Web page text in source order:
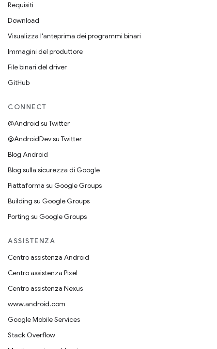
Requisiti
Download
Visualizza l'anteprima dei programmi binari
Immagini del produttore
File binari del driver
GitHub
CONNECT
@Android su Twitter
@AndroidDev su Twitter
Blog Android
Blog sulla sicurezza di Google
Piattaforma su Google Groups
Building su Google Groups
Porting su Google Groups
ASSISTENZA
Centro assistenza Android
Centro assistenza Pixel
Centro assistenza Nexus
www.android.com
Google Mobile Services
Stack Overflow